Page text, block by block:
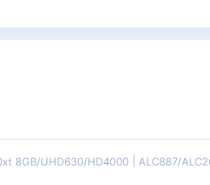
8GB/UHD630/HD4000
ALC887/